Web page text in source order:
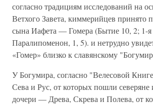
согласно традициям исследований на
Ветхого Завета, киммерийцев принято
сына Иафета — Гомера (Бытие 10, 2; 1-
Паралипоменон, 1, 5). и нетрудно
«Гомер» близко к славянскому
У Богумира, согласно "Велесовой
Сева и Рус, от которых пошли северяне
дочери — Древа, Скрева и Полева, от